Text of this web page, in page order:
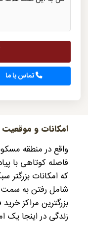
تماس با ما
امکانات و موقعیت
واقع در منطقه
فاصله کوتاهی با
که امکانات
شامل رفتن به سمت
زندگی در اینجا یک